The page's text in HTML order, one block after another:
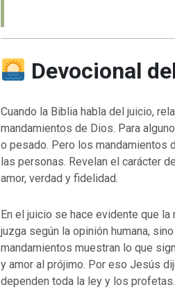
Devocional
Cuando la Biblia habla del juicio,
mandamientos de Dios. Para
o pesado. Pero los mandamientos
las personas. Revelan el carácter
amor, verdad y fidelidad.
En el juicio se hace evidente que
juzga según la opinión humana,
mandamientos muestran lo que
y amor al prójimo. Por eso Jesús
dependen toda la ley y los profetas.